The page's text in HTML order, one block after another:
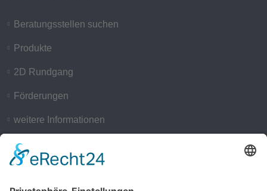
Beratungsstellen suchen
Produkte
2D Rundgang
Förderungen
weitere Informationen